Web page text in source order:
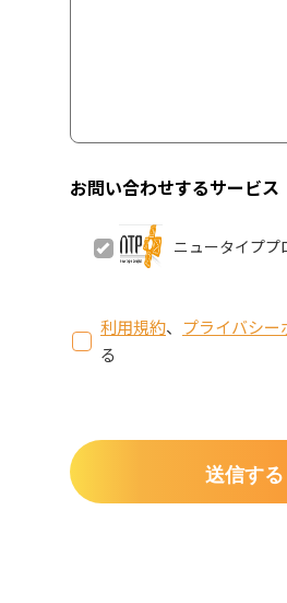
お問い合わせするサービス
ニュータイププ
利用規約、 プライバシー
る
送信する